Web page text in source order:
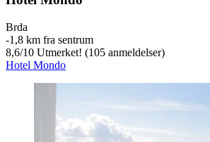
Brda
‐1,8 km fra sentrum
8,6/10 Utmerket! (105 anmeldelser)
Hotel Mondo